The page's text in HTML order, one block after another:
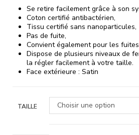
Se retire facilement grâce à son
Coton certifié antibactérien,
Tissu certifié sans nanoparticules,
Pas de fuite,
Convient également pour les
Dispose de plusieurs niveaux de
la régler facilement à votre taille.
Face extérieure : Satin
TAILLE Choisir une option